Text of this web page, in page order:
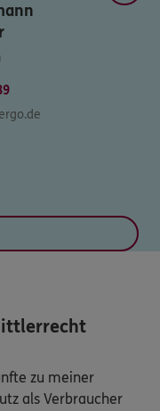
zu meiner
als Verbraucher